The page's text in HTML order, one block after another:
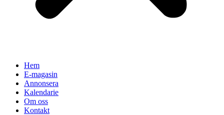
Hem
E-magasin
Annonsera
Kalendarie
Om oss
Kontakt